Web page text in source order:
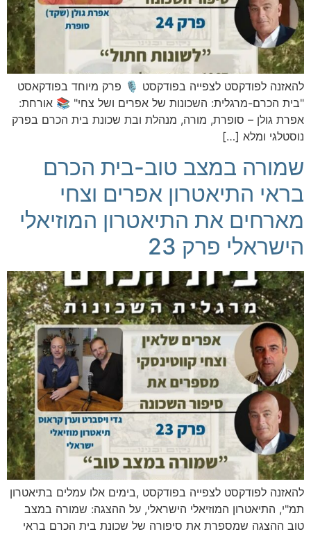
להאזנה לפודקסט לצפייה בפודקסט 🎙️ פרק מיוחד בפודקאסט
"בית הכרם-מרגלית: השכונות של אפרים ושל צחי" 📚 אורחת:
אפרת גולן – סופרת, מורה, מנהלת ובת שכונת בית הכרם בפרק
נוסטלגי ומלא […]
שמורה במצב טוב-בית הכרם
בראי התיאטרון אפרים וצחי
מארחים את התיאטרון המוזיאלי
הישראלי פרק 23
להאזנה לפודקסט לצפייה בפודקסט ,בימים אלו עמלים בתיאטרון
תמ"י, התיאטרון המוזיאלי הישראלי, על ההצגה: שמורה במצב
טוב ההצגה שמספרת את סיפורה של שכונת בית הכרם בראי